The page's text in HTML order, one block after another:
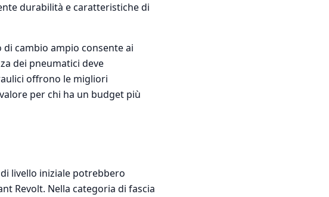
durabilità e caratteristiche di
cambio ampio consente ai
dei pneumatici deve
offrono le migliori
per chi ha un budget più
livello iniziale potrebbero
Revolt. Nella categoria di fascia